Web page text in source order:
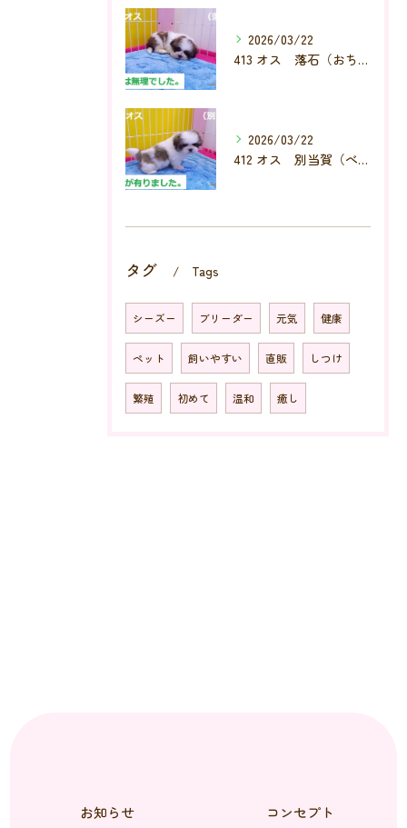
2026/03/22
413 オス 落石（おちいし）
2026/03/22
412 オス 別当賀（べっとが）
タグ Tags
シーズー ブリーダー 元気 健康
ペット 飼いやすい 直販 しつけ
繁殖 初めて 温和 癒し
お知らせ コンセプト